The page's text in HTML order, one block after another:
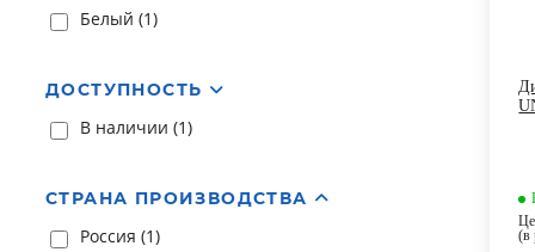
Белый (1)
ДОСТУПНОСТЬ
В наличии (1)
СТРАНА ПРОИЗВОДСТВА
Россия (1)
(в